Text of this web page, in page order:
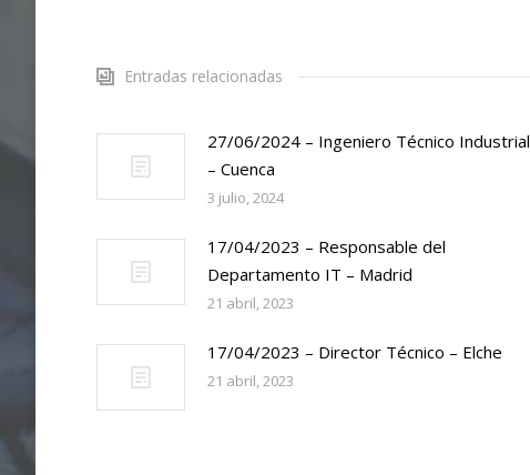
Entradas relacionadas
27/06/2024 – Ingeniero Técnico Industrial
– Cuenca
3 julio, 2024
17/04/2023 – Responsable del
Departamento IT – Madrid
21 abril, 2023
17/04/2023 – Director Técnico – Elche
21 abril, 2023